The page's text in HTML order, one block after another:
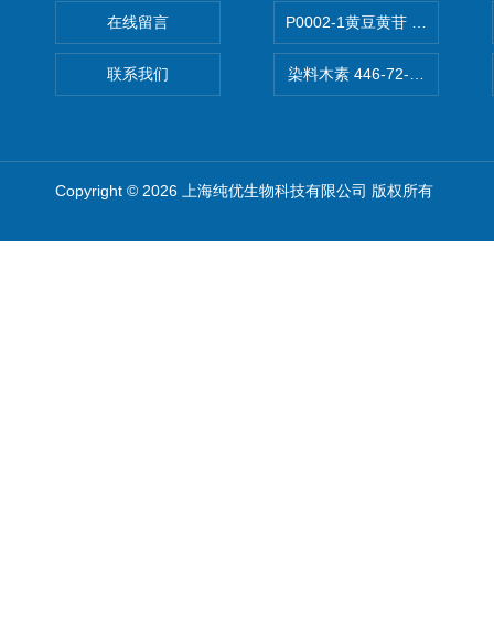
在线留言
联系我们
P0002-1黄豆黄苷 40246-10-
染料木素 446-72-0
Copyright © 2026 上海纯优生物科技有限公司 版权所有